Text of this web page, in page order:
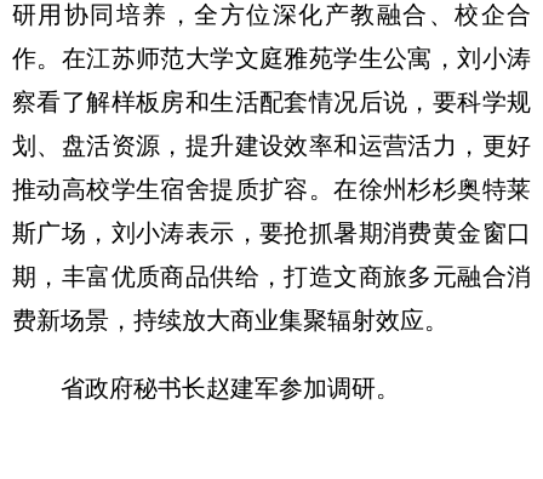
研用协同培养，全方位深化产教融合、校企合
作。在江苏师范大学文庭雅苑学生公寓，刘小涛
察看了解样板房和生活配套情况后说，要科学规
划、盘活资源，提升建设效率和运营活力，更好
推动高校学生宿舍提质扩容。在徐州杉杉奥特莱
斯广场，刘小涛表示，要抢抓暑期消费黄金窗口
期，丰富优质商品供给，打造文商旅多元融合消
费新场景，持续放大商业集聚辐射效应。
省政府秘书长赵建军参加调研。